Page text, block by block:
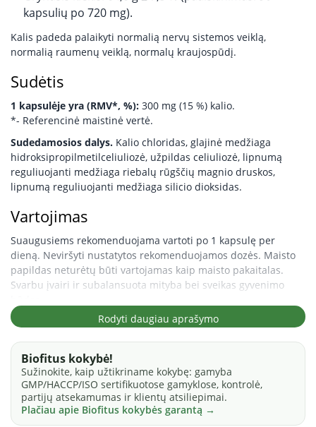
kapsulių po 720 mg).
Kalis padeda palaikyti normalią nervų sistemos veiklą,
normalią raumenų veiklą, normalų kraujospūdį.
Sudėtis
1 kapsulėje yra (RMV*, %): 300 mg (15 %) kalio.
*- Referencinė maistinė vertė.
Sudedamosios dalys. Kalio chloridas, glajinė medžiaga
hidroksipropilmetilceliuliozė, užpildas celiuliozė, lipnumą
reguliuojanti medžiaga riebalų rūgščių magnio druskos,
lipnumą reguliuojanti medžiaga silicio dioksidas.
Vartojimas
Suaugusiems rekomenduojama vartoti po 1 kapsulę per
dieną. Neviršyti nustatytos rekomenduojamos dozės. Maisto
papildas neturėtų būti vartojamas kaip maisto pakaitalas.
Svarbu įvairi ir subalansuota mityba bei sveikas gyvenimo
Įspėjimai.
Maisto papildo nerekomenduojama vartoti
amžiaus vaikams, o taip pat jei pasireiškė alergija bet kuriai iš
sudedamųjų dalių. Nevartoti, jeigu yra pažeista
pakuotė. Laikyti vaikams nepasiekiamoje vietoje.
Produkto kilmės šalis: ES.
Produkto gamyba sertifikuota pagal GMP, HACCP, ISO
Rodyti daugiau aprašymo
Biofitus kokybė!
Sužinokite, kaip užtikriname kokybę: gamyba
GMP/HACCP/ISO sertifikuotose gamyklose, kontrolė,
partijų atsekamumas ir klientų atsiliepimai.
Plačiau apie Biofitus kokybės garantą →